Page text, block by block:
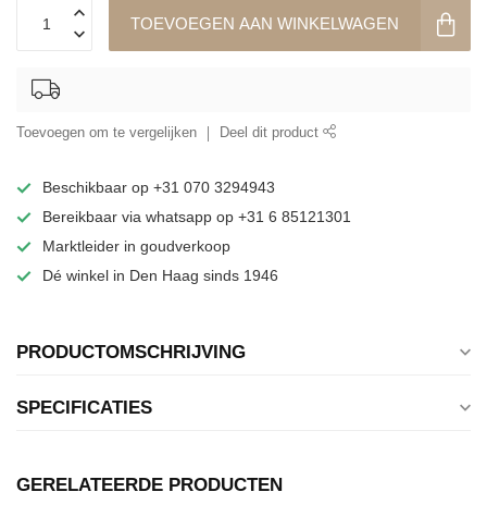
TOEVOEGEN AAN WINKELWAGEN
Toevoegen om te vergelijken Deel dit product
Beschikbaar op +31 070 3294943
Bereikbaar via whatsapp op +31 6 85121301
Marktleider in goudverkoop
Dé winkel in Den Haag sinds 1946
PRODUCTOMSCHRIJVING
SPECIFICATIES
GERELATEERDE PRODUCTEN